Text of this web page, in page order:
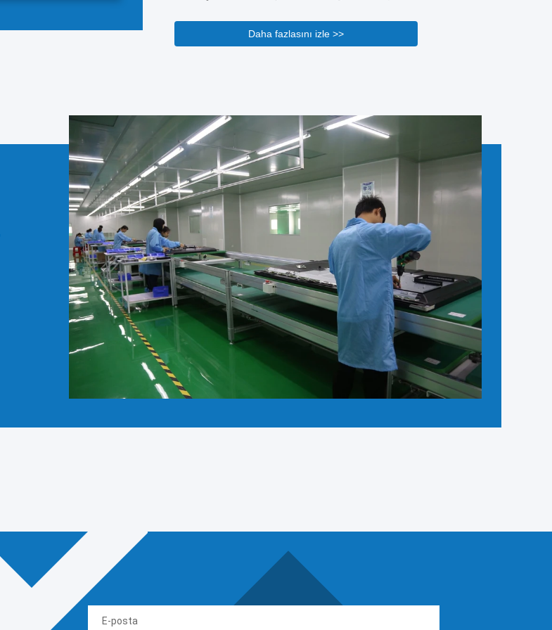
bileşen tedarikinden son montaja kadar her aşamaya entegre
edilmiştir.Süreç, cam alt tabaka, sıvı kristal ve dokunmatik sensör
Daha fazlasını izle >>